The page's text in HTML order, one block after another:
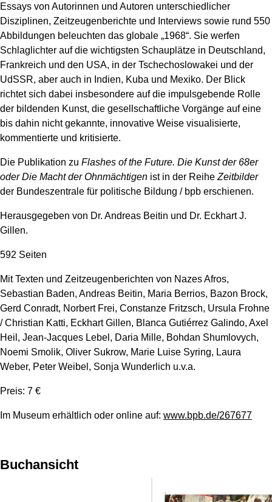
Essays von Autorinnen und Autoren unterschiedlicher
Disziplinen, Zeitzeugenberichte und Interviews sowie rund 550
Abbildungen beleuchten das globale „1968“. Sie werfen
Schlaglichter auf die wichtigsten Schauplätze in Deutschland,
Frankreich und den USA, in der Tschechoslowakei und der
UdSSR, aber auch in Indien, Kuba und Mexiko. Der Blick
richtet sich dabei insbesondere auf die impulsgebende Rolle
der bildenden Kunst, die gesellschaftliche Vorgänge auf eine
bis dahin nicht gekannte, innovative Weise visualisierte,
kommentierte und kritisierte.
Die Publikation zu Flashes of the Future. Die Kunst der 68er
oder Die Macht der Ohnmächtigen ist in der Reihe Zeitbilder
der Bundeszentrale für politische Bildung / bpb erschienen.
Herausgegeben von Dr. Andreas Beitin und Dr. Eckhart J.
Gillen.
592 Seiten
Mit Texten und Zeitzeugenberichten von Nazes Afros,
Sebastian Baden, Andreas Beitin, Maria Berrios, Bazon Brock,
Gerd Conradt, Norbert Frei, Constanze Fritzsch, Ursula Frohne
/ Christian Katti, Eckhart Gillen, Blanca Gutiérrez Galindo, Axel
Heil, Jean-Jacques Lebel, Daria Mille, Bohdan Shumlovych,
Noemi Smolik, Oliver Sukrow, Marie Luise Syring, Laura
Weber, Peter Weibel, Sonja Wunderlich u.v.a.
Preis: 7 €
Im Museum erhältlich oder online auf: www.bpb.de/267677
Buchansicht